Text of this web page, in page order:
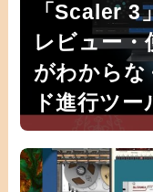
「Scaler 3
レビュー・
がわからな
ド進行ツー